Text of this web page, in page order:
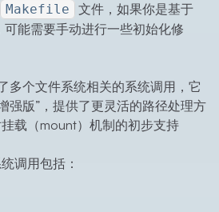
Makefile
文件，如果你是基于
能需要手动进行一些初始化修
多个文件系统相关的系统调用，它
强版”，提供了更灵活的路径处理方
载（mount）机制的初步支持
调用包括：